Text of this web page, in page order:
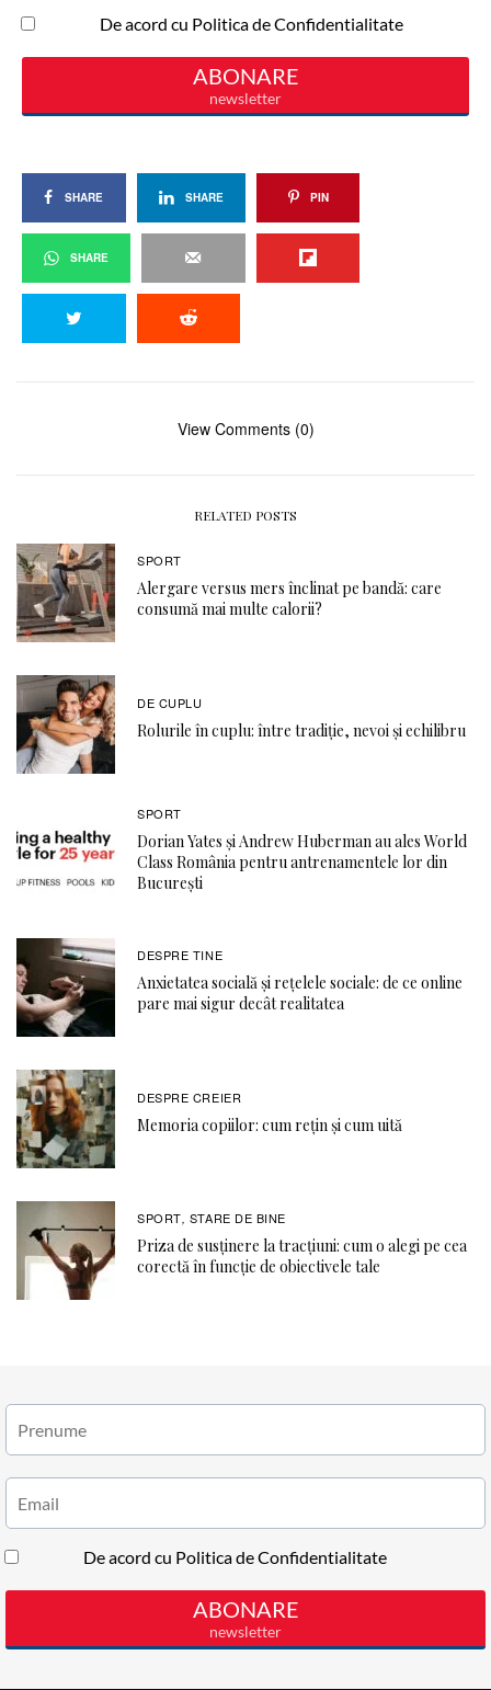
SHARE SHARE PIN
SHARE
View Comments (0)
RELATED POSTS
SPORT
Alergare versus mers înclinat pe bandă: care
consumă mai multe calorii?
DE CUPLU
Rolurile în cuplu: între tradiție, nevoi și echilibru
SPORT
Dorian Yates și Andrew Huberman au ales World
Class România pentru antrenamentele lor din
București
DESPRE TINE
Anxietatea socială și rețelele sociale: de ce online
pare mai sigur decât realitatea
DESPRE CREIER
Memoria copiilor: cum rețin și cum uită
SPORT, STARE DE BINE
Priza de susținere la tracțiuni: cum o alegi pe cea
corectă în funcție de obiectivele tale